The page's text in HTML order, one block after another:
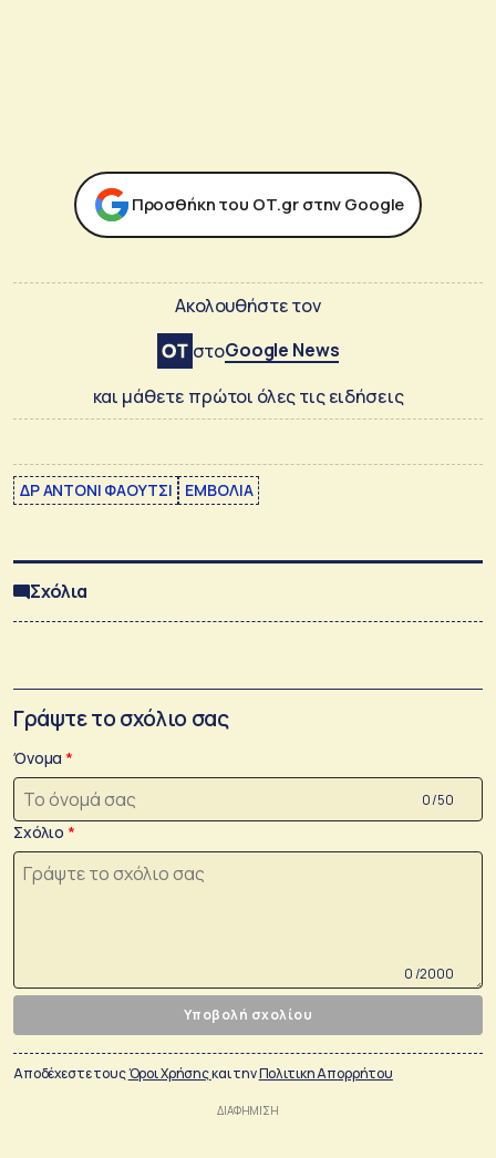
Προσθήκη του ΟΤ.gr στην Google
Ακολουθήστε τον
στοGoogle News
και μάθετε πρώτοι όλες τις ειδήσεις
ΔΡ ΑΝΤΟΝΙ ΦΑΟΥΤΣΙ ΕΜΒΟΛΙΑ
Σχόλια
Γράψτε το σχόλιο σας
Όνομα
0 /50
Σχόλιο
0 /2000
Υποβολή σχολίου
Αποδέχεστε τουςΌροι Χρήσηςκαι τηνΠολιτικη Απορρήτου